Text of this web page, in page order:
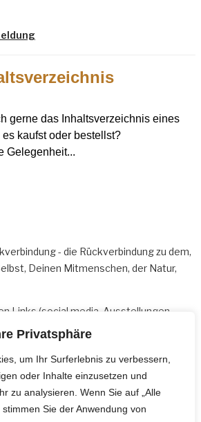
Privatsphäre
um Ihr Surferlebnis zu verbessern,
oder Inhalte einzusetzen und
zu analysieren. Wenn Sie auf „Alle
Sie der Anwendung von
gerne das Inhaltsverzeichnis eines
kaufst oder bestellst?
Gelegenheit...
- die Rückverbindung zu dem,
Deinen Mitmenschen, der Natur,
Links (social media, Ausstellungen,
oder telefonisch erreichbar:
und +49 162 30 976 23
bleiben möchte, kann sich gerne für den